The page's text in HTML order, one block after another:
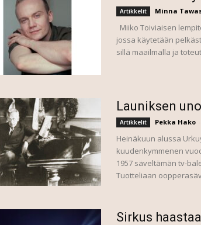
Artikkelit Minna
Miiko Toiviaisen
jossa käytetään
sillä maailmalla ja
Launiksen
Artikkelit Pekka Hako -
Heinäkuun alussa
kuudenkymmenen
1957 säveltämän tv-
Tuotteliaan
Sirkus